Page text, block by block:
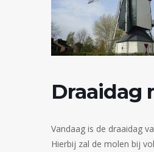
Draaidag
Vandaag is de draaidag
Hierbij zal de molen bij